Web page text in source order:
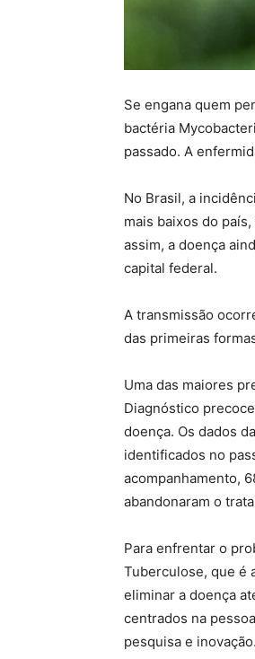
Se engana quem
bactéria
passado. A
No Brasil, a
mais baixos do
assim, a doença
capital federal.
A transmissão
das primeiras
Uma das maiores
Diagnóstico
doença. Os dados
identificados no
acompanhamento,
abandonaram o
Para enfrentar o
Tuberculose, que é
eliminar a doença
centrados na
pesquisa e inovação.